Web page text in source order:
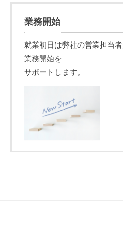
業務開始
就業初日は弊社の営業担当
業務開始を
サポートします。